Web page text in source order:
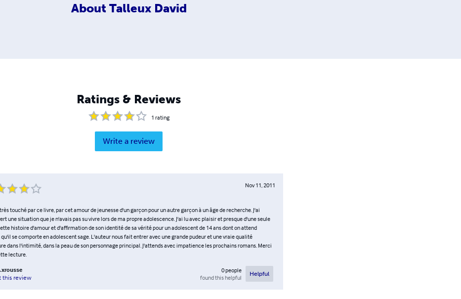
About Talleux David
Ratings & Reviews
1 rating
Write a review
Nov 11, 2011
touché par ce livre, par cet amour de jeunesse d'un garçon pour un autre garçon à un âge de recherche. J'ai
une situation que je n'avais pas su vivre lors de ma propre adolescence. J'ai lu avec plaisir et presque d'une seule
histoire d'amour et d'affirmation de son identité de sa vérité pour un adolescent de 14 ans dont on attend
se comporte en adolescent sage. L'auteur nous fait entrer avec une grande pudeur et une vraie qualité
dans l'intimité, dans la peau de son personnage principal. J'attends avec impatience les prochains romans. Merci
lecture.
this review
0people
found this helpful
Helpful